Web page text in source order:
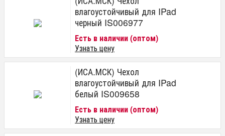
влагоустойчивый для IPad
черный IS006977
Есть в наличии (оптом)
Узнать цену
(ИСА.МСК) Чехол
влагоустойчивый для IPad
белый IS009658
Есть в наличии (оптом)
Узнать цену